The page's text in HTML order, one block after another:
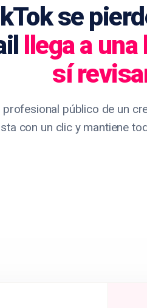
se
llega a
sí
público de un
con un clic y mantiene